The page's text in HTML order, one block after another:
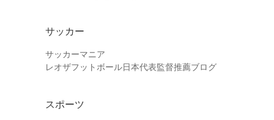
サッカー
サッカーマニア
レオザフットボール日本代表監督推薦ブログ
スポーツ